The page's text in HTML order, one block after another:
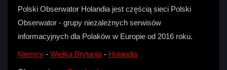
Polski Obserwator Holandia jest częścią sieci Polski
Obserwator - grupy niezależnych serwisów
informacyjnych dla Polaków w Europie od 2016 roku.
Niemcy - Wielka Brytania - Holandia